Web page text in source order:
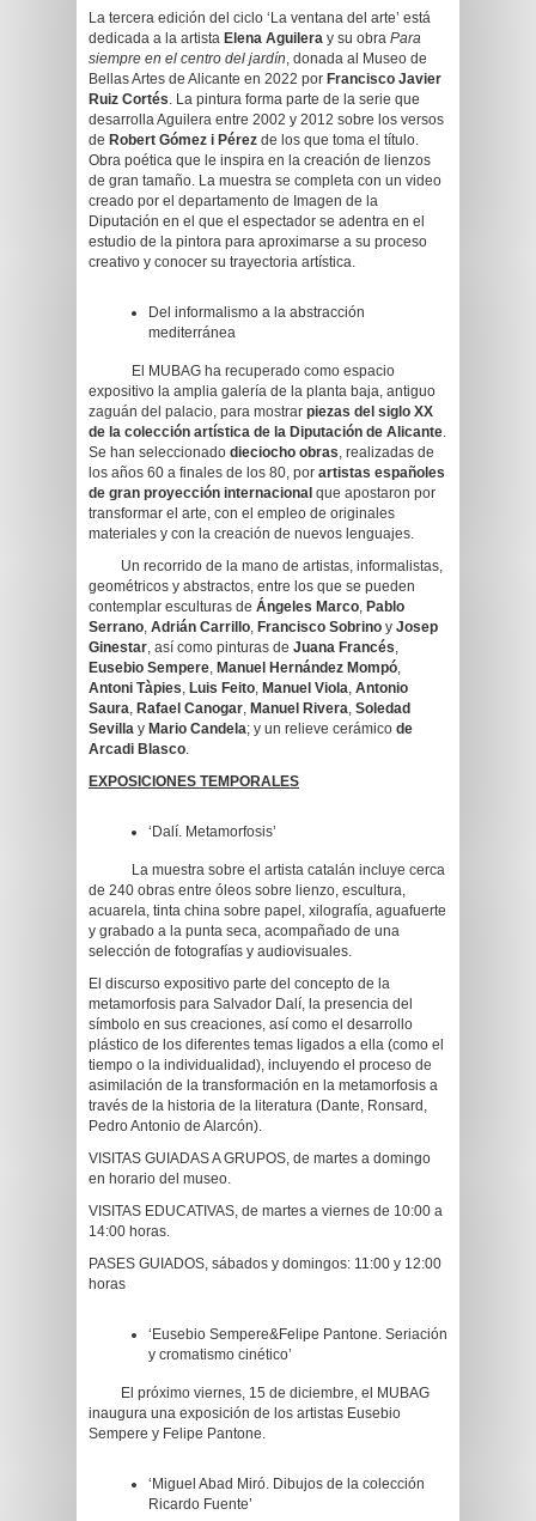
La tercera edición del ciclo ‘La ventana del arte’ está
dedicada a la artista Elena Aguilera y su obra Para
siempre en el centro del jardín, donada al Museo de
Bellas Artes de Alicante en 2022 por Francisco Javier
Ruiz Cortés. La pintura forma parte de la serie que
desarrolla Aguilera entre 2002 y 2012 sobre los versos
de Robert Gómez i Pérez de los que toma el título.
Obra poética que le inspira en la creación de lienzos
de gran tamaño. La muestra se completa con un video
creado por el departamento de Imagen de la
Diputación en el que el espectador se adentra en el
estudio de la pintora para aproximarse a su proceso
creativo y conocer su trayectoria artística.
Del informalismo a la abstracción
mediterránea
El MUBAG ha recuperado como espacio
expositivo la amplia galería de la planta baja, antiguo
zaguán del palacio, para mostrar piezas del siglo XX
de la colección artística de la Diputación de Alicante.
Se han seleccionado dieciocho obras, realizadas de
los años 60 a finales de los 80, por artistas españoles
de gran proyección internacional que apostaron por
transformar el arte, con el empleo de originales
materiales y con la creación de nuevos lenguajes.
Un recorrido de la mano de artistas, informalistas,
geométricos y abstractos, entre los que se pueden
contemplar esculturas de Ángeles Marco, Pablo
Serrano, Adrián Carrillo, Francisco Sobrino y Josep
Ginestar, así como pinturas de Juana Francés,
Eusebio Sempere, Manuel Hernández Mompó,
Antoni Tàpies, Luis Feito, Manuel Viola, Antonio
Saura, Rafael Canogar, Manuel Rivera, Soledad
Sevilla y Mario Candela; y un relieve cerámico de
Arcadi Blasco.
EXPOSICIONES TEMPORALES
‘Dalí. Metamorfosis’
La muestra sobre el artista catalán incluye cerca
de 240 obras entre óleos sobre lienzo, escultura,
acuarela, tinta china sobre papel, xilografía, aguafuerte
y grabado a la punta seca, acompañado de una
selección de fotografías y audiovisuales.
El discurso expositivo parte del concepto de la
metamorfosis para Salvador Dalí, la presencia del
símbolo en sus creaciones, así como el desarrollo
plástico de los diferentes temas ligados a ella (como el
tiempo o la individualidad), incluyendo el proceso de
asimilación de la transformación en la metamorfosis a
través de la historia de la literatura (Dante, Ronsard,
Pedro Antonio de Alarcón).
VISITAS GUIADAS A GRUPOS, de martes a domingo
en horario del museo.
VISITAS EDUCATIVAS, de martes a viernes de 10:00 a
14:00 horas.
PASES GUIADOS, sábados y domingos: 11:00 y 12:00
horas
‘Eusebio Sempere&Felipe Pantone. Seriación
y cromatismo cinético’
El próximo viernes, 15 de diciembre, el MUBAG
inaugura una exposición de los artistas Eusebio
Sempere y Felipe Pantone.
‘Miguel Abad Miró. Dibujos de la colección
Ricardo Fuente’